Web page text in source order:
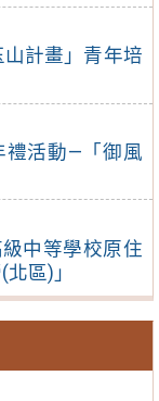
計畫」青年培
禮活動—「御風
中等學校原住
區)」